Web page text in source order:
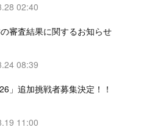
02:40
審査結果に関するお知らせ
08:39
」追加挑戦者募集決定！！
11:00